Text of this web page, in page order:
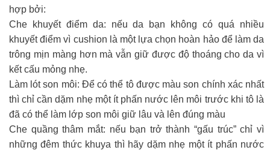
hợp bởi:
Che khuyết điểm da: nếu da bạn không có quá nhiều
khuyết điểm vì cushion là một lựa chọn hoàn hảo để làm da
trông mịn màng hơn mà vẫn giữ được độ thoáng cho da vì
kết cấu mỏng nhẹ.
Làm lót son môi: Để có thể tô được màu son chính xác nhất
thì chỉ cần dặm nhẹ một ít phấn nước lên môi trước khi tô là
đã có thể làm lớp son môi giữ lâu và lên đúng màu
Che quầng thâm mắt: nếu bạn trở thành “gấu trúc” chỉ vì
những đêm thức khuya thì hãy dặm nhẹ một ít phấn nước